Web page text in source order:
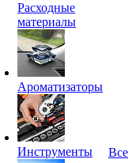
Расходные
материалы
Ароматизаторы
Инструменты Все